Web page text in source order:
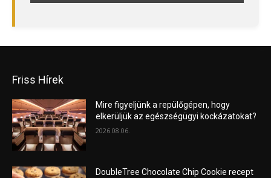
Friss Hírek
Mire figyeljünk a repülőgépen, hogy
elkerüljük az egészségügyi kockázatokat?
2026.08.06.
DoubleTree Chocolate Chip Cookie recept